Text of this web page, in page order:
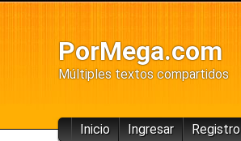
PorMega.com
Múltiples textos compartidos
Inicio Ingresar Registro